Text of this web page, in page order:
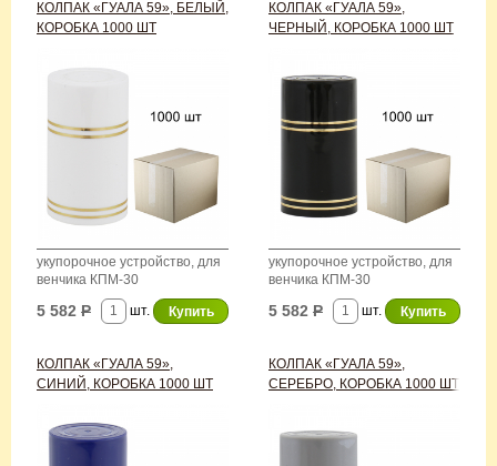
КОЛПАК «ГУАЛА 59», БЕЛЫЙ,
КОРОБКА 1000 ШТ
укупорочное устройство, для
венчика КПМ-30
шт.
5 582 Р
КОЛПАК «ГУАЛА 59»,
ЧЕРНЫЙ, КОРОБКА 1000 ШТ
укупорочное устройство, для
венчика КПМ-30
шт.
5 582 Р
КОЛПАК «ГУАЛА 59»,
СИНИЙ, КОРОБКА 1000 ШТ
КОЛПАК «ГУАЛА 59»,
СЕРЕБРО, КОРОБКА 1000 ШТ